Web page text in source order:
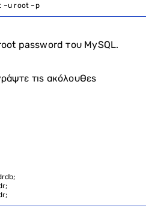
–u root –p
password του MySQL.
τις ακόλουθες
;
;
;